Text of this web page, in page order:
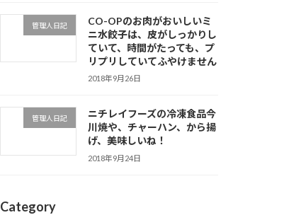
管理人日記
CO-OPのお肉がおいしいミ
ニ水餃子は、皮がしっかりし
ていて、時間がたっても、プ
リプリしていてふやけません
2018年9月26日
管理人日記
ニチレイフーズの冷凍食品今
川焼や、チャーハン、から揚
げ、美味しいね！
2018年9月24日
Category